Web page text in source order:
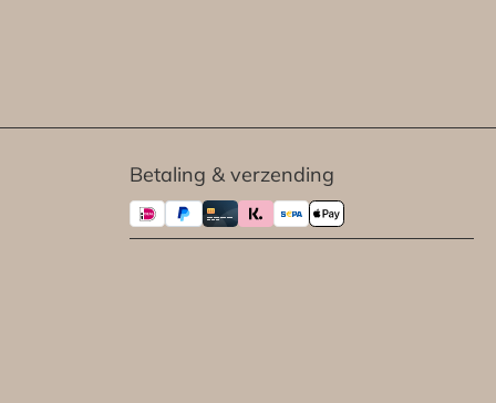
Betaling & verzending